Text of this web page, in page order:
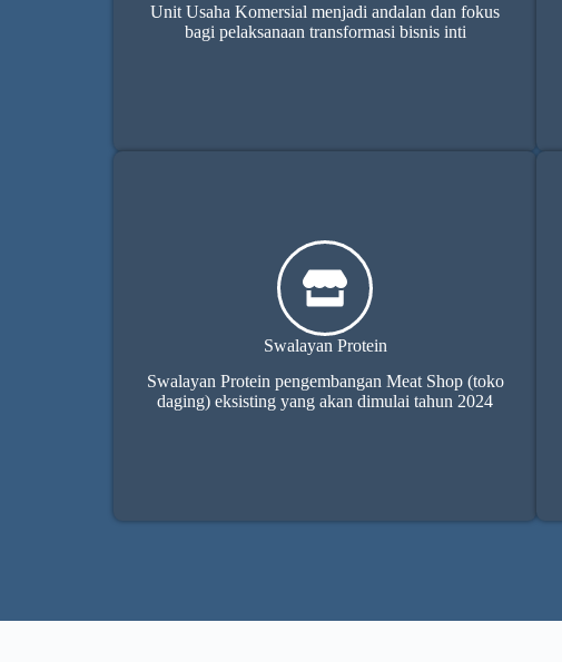
Unit Usaha Komersial menjadi andalan dan fokus
bagi pelaksanaan transformasi bisnis inti
Swalayan Protein
Swalayan Protein pengembangan Meat Shop (toko
daging) eksisting yang akan dimulai tahun 2024